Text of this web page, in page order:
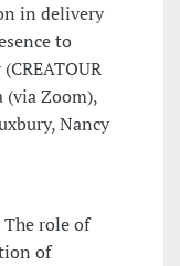
in delivery
to
Zoom),
Nancy
The role of
of